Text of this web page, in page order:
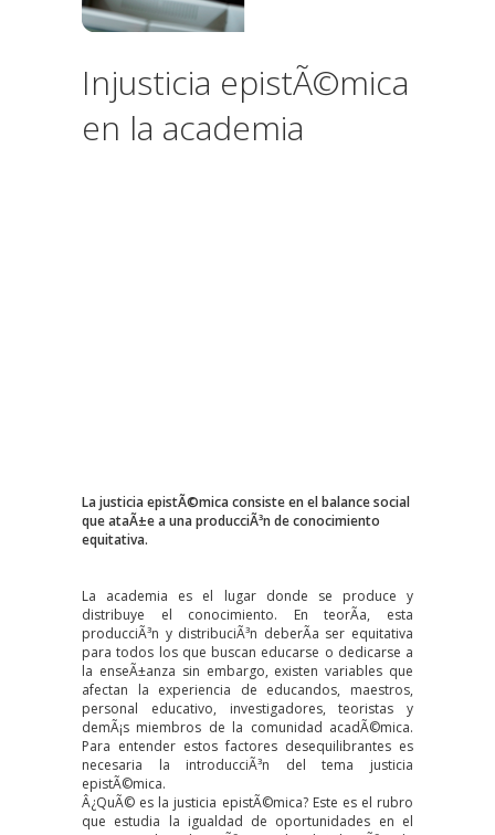
Injusticia epistÃ©mica
en la academia
La justicia epistÃ©mica consiste en el balance social
que ataÃ±e a una producciÃ³n de conocimiento
equitativa.
La academia es el lugar donde se produce y
distribuye el conocimiento. En teorÃ­a, esta
producciÃ³n y distribuciÃ³n deberÃ­a ser equitativa
para todos los que buscan educarse o dedicarse a
la enseÃ±anza sin embargo, existen variables que
afectan la experiencia de educandos, maestros,
personal educativo, investigadores, teoristas y
demÃ¡s miembros de la comunidad acadÃ©mica.
Para entender estos factores desequilibrantes es
necesaria la introducciÃ³n del tema justicia
epistÃ©mica.
Â¿QuÃ© es la justicia epistÃ©mica? Este es el rubro
que estudia la igualdad de oportunidades en el